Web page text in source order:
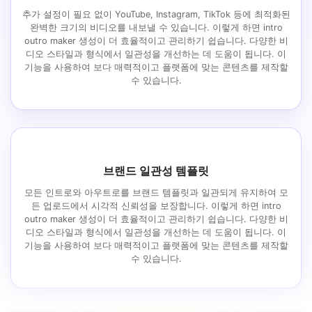
추가 설정이 필요 없이 YouTube, Instagram, TikTok 등에 최적화된
완벽한 크기의 비디오를 내보낼 수 있습니다. 이렇게 하면 intro
outro maker 생성이 더 효율적이고 관리하기 쉽습니다. 다양한 비
디오 스타일과 형식에서 일관성을 개선하는 데 도움이 됩니다. 이
기능을 사용하여 보다 매력적이고 플랫폼에 맞는 콘텐츠를 제작할
수 있습니다.
브랜드 일관성 템플릿
모든 인트로와 아우트로를 브랜드 템플릿과 일관되게 유지하여 모
든 업로드에서 시각적 신뢰성을 보장합니다. 이렇게 하면 intro
outro maker 생성이 더 효율적이고 관리하기 쉽습니다. 다양한 비
디오 스타일과 형식에서 일관성을 개선하는 데 도움이 됩니다. 이
기능을 사용하여 보다 매력적이고 플랫폼에 맞는 콘텐츠를 제작할
수 있습니다.